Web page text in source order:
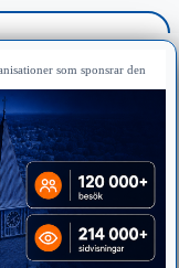
som sponsrar den